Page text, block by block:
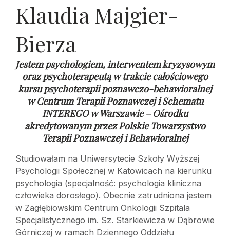
Klaudia Majgier-
Bierza
Jestem psychologiem, interwentem kryzysowym
oraz psychoterapeutą w trakcie całościowego
kursu psychoterapii poznawczo-behawioralnej
wCentrum Terapii Poznawczej i Schematu
INTEREGO w Warszawie – Ośrodku
akredytowanym przez Polskie Towarzystwo
Terapii Poznawczej i Behawioralnej
Studiowałam na Uniwersytecie Szkoły Wyższej
Psychologii Społecznej w Katowicach na kierunku
psychologia (specjalność: psychologia kliniczna
człowieka dorosłego). Obecnie zatrudniona jestem
w Zagłębiowskim Centrum Onkologii Szpitala
Specjalistycznego im. Sz. Starkiewicza w Dąbrowie
Górniczej w ramach Dziennego Oddziału